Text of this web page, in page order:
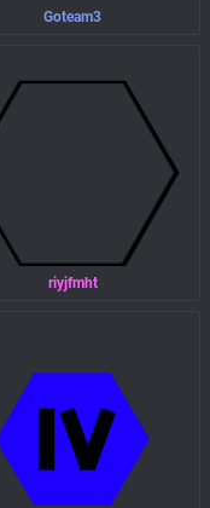
Goteam3
riyjfmht